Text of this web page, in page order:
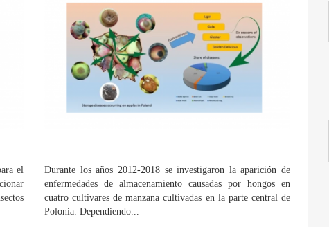
el
Durante los años 2012-2018 se investigaron la aparición de
enfermedades de almacenamiento causadas por hongos en
cuatro cultivares de manzana cultivadas en la parte central de
Polonia. Dependiendo...